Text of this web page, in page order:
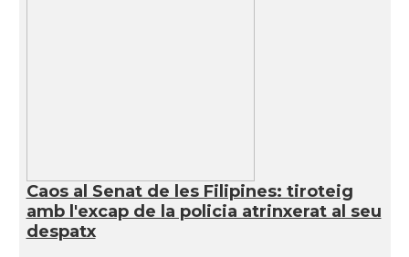
Caos al Senat de les Filipines: tiroteig
amb l'excap de la policia atrinxerat al seu
despatx